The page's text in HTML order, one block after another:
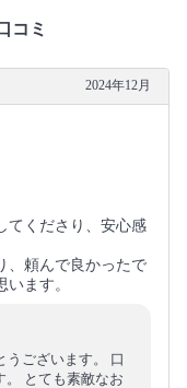
コミ
2024年12月
てくださり、安心感
、頼んで良かったで
ます。
うございます。 口
。 とても素敵なお